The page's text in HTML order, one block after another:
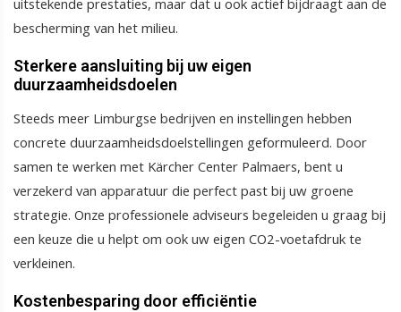
uitstekende prestaties, maar dat u ook actief bijdraagt aan de
bescherming van het milieu.
Sterkere aansluiting bij uw eigen
duurzaamheidsdoelen
Steeds meer Limburgse bedrijven en instellingen hebben
concrete duurzaamheidsdoelstellingen geformuleerd. Door
samen te werken met Kärcher Center Palmaers, bent u
verzekerd van apparatuur die perfect past bij uw groene
strategie. Onze professionele adviseurs begeleiden u graag bij
een keuze die u helpt om ook uw eigen CO2-voetafdruk te
verkleinen.
Kostenbesparing door efficiëntie